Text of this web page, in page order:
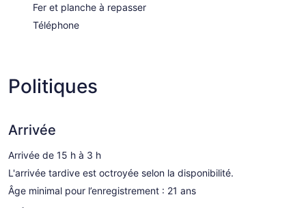
Fer et planche à repasser
Téléphone
Politiques
Arrivée
Arrivée de 15 h à 3 h
L'arrivée tardive est octroyée selon la disponibilité.
Âge minimal pour l’enregistrement : 21 ans